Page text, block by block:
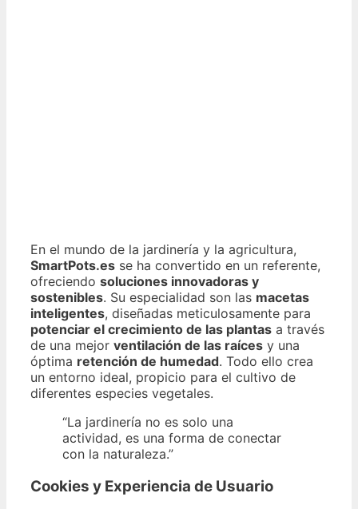
En el mundo de la jardinería y la agricultura,
SmartPots.es se ha convertido en un referente,
ofreciendo soluciones innovadoras y
sostenibles. Su especialidad son las macetas
inteligentes, diseñadas meticulosamente para
potenciar el crecimiento de las plantas a través
de una mejor ventilación de las raíces y una
óptima retención de humedad. Todo ello crea
un entorno ideal, propicio para el cultivo de
diferentes especies vegetales.
“La jardinería no es solo una
actividad, es una forma de conectar
con la naturaleza.”
Cookies y Experiencia de Usuario